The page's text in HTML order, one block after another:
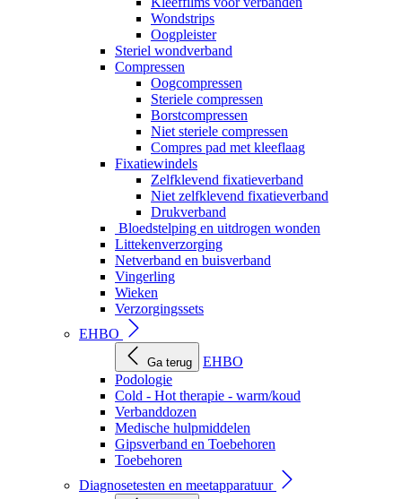
Wondstrips
Oogpleister
Steriel wondverband
Compressen
Oogcompressen
Steriele compressen
Borstcompressen
Niet steriele compressen
Compres pad met kleeflaag
Fixatiewindels
Zelfklevend fixatieverband
Niet zelfklevend fixatieverband
Drukverband
Bloedstelping en uitdrogen wonden
Littekenverzorging
Netverband en buisverband
Vingerling
Wieken
Verzorgingssets
EHBO
Ga terug
EHBO
Podologie
Cold - Hot therapie - warm/koud
Verbanddozen
Medische hulpmiddelen
Gipsverband en Toebehoren
Toebehoren
Diagnosetesten en meetapparatuur